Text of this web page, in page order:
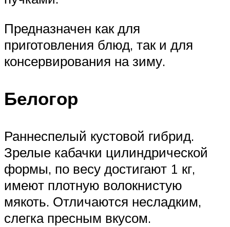
Предназначен как для
приготовления блюд, так и для
консервирования на зиму.
Белогор
Раннеспелый кустовой гибрид.
Зрелые кабачки цилиндрической
формы, по весу достигают 1 кг,
имеют плотную волокнистую
мякоть. Отличаются несладким,
слегка пресным вкусом.